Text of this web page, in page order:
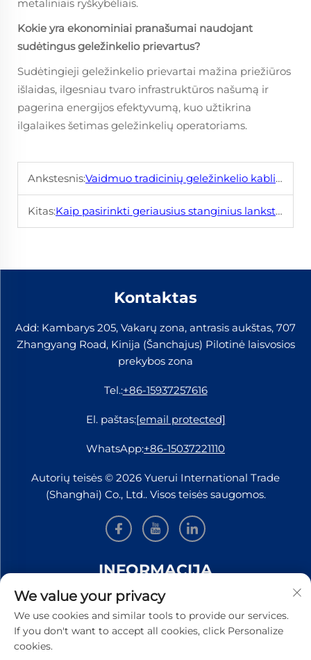
metaliniais ryškybėliais.
Kokie yra ekonominiai pranašumai naudojant
sudėtingus geležinkelio prievartus?
Sudėtingieji geležinkelio prievartai mažina priežiūros
išlaidas, ilgesniau tvaro infrastruktūros našumą ir
pagerina energijos efektyvumą, kuo užtikrina
ilgalaikes šetimas geležinkelių operatoriams.
Ankstesnis:Vaidmuo tradicinių geležinkelio kablių sistemoje sunkios prekių vežimui
Kitas:Kaip pasirinkti geriausius stanginius lankstus klipus jūsų geležinkelio sistemai
Kontaktas
Add: Kambarys 205, Vakarų zona, antrasis aukštas, 707
Zhangyang Road, Kinija (Šanchajus) Pilotinė laisvosios
prekybos zona
Tel.:+86-15937257616
El. paštas:[email protected]
WhatsApp:+86-15037221110
Autorių teisės © 2026 Yuerui International Trade
(Shanghai) Co., Ltd.. Visos teisės saugomos.
INFORMACIJA
Užsiregistruokite, kad gautumėte mūsų savaitinį
naujienlaiškį
We value your privacy
We use cookies and similar tools to provide our services.
If you don't want to accept all cookies, click Personalize
cookies.